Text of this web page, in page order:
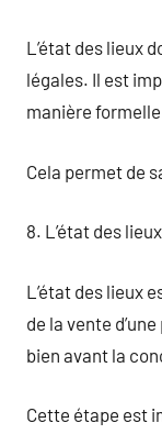
L’état des lieux
légales. Il est
manière
Cela permet de
8. L’état des
L’état des lieux
de la vente
bien avant la
Cette étape est